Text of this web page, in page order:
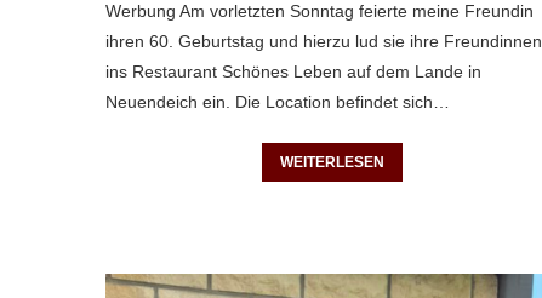
Werbung Am vorletzten Sonntag feierte meine Freundin
ihren 60. Geburtstag und hierzu lud sie ihre Freundinnen
ins Restaurant Schönes Leben auf dem Lande in
Neuendeich ein. Die Location befindet sich…
WEITERLESEN